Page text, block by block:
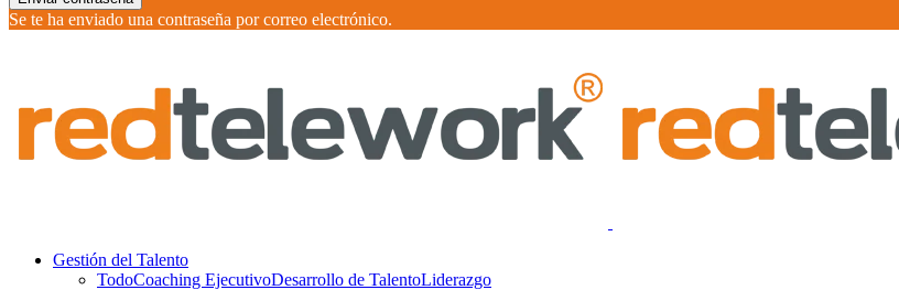
Se te ha enviado una contraseña por correo electrónico.
Gestión del Talento
TodoCoaching EjecutivoDesarrollo de TalentoLiderazgo